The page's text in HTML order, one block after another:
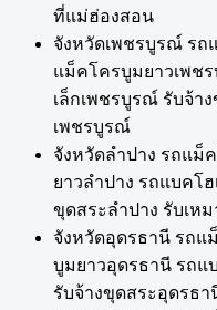
ที่แม่ฮ่องสอน
จังหวัดเพชรบูรณ์ รถ
แม็คโครบูมยาวเพช
เล็กเพชรบูรณ์ รับจ้า
เพชรบูรณ์
จังหวัดลำปาง รถแม็
ยาวลำปาง รถแบคโ
ขุดสระลำปาง รับเห
จังหวัดอุดรธานี รถแ
บูมยาวอุดรธานี รถแ
รับจ้างขุดสระอุดรธ